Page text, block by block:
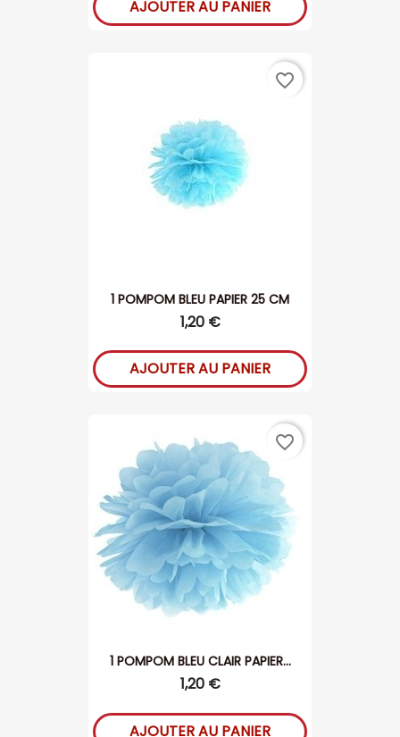
AJOUTER AU PANIER
1 POMPOM BLEU PAPIER 25 CM
1,20 €
AJOUTER AU PANIER
favorite_border
1 POMPOM BLEU CLAIR PAPIER...
1,20 €
AJOUTER AU PANIER
favorite_border